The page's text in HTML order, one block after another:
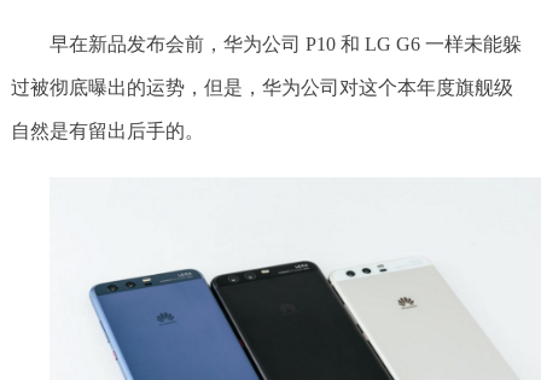
早在新品发布会前，华为公司 P10 和 LG G6 一样未能躲
过被彻底曝出的运势，但是，华为公司对这个本年度旗舰级
自然是有留出后手的。